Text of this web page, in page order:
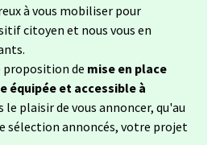
à vous mobiliser pour
citoyen et nous vous en
proposition de mise en place
équipée et accessible à
le plaisir de vous annoncer, qu'au
sélection annoncés, votre projet